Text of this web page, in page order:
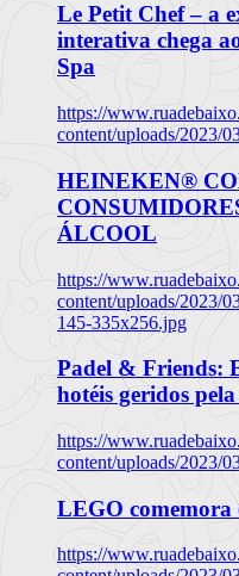
Le Petit Chef – a
interativa chega
Spa
https://
content/uploads/2023/
HEINEKEN®
ÁLCOOL
https://
content/uploads/2023/
145-335x256.jpg
Padel & Friends:
hotéis geridos
https://
content/uploads/2023/
LEGO comemora
https://